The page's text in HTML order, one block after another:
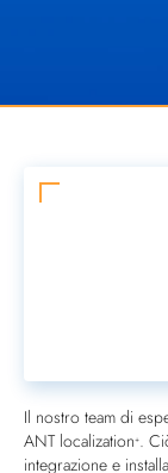
Il nostro team di
ANT localization+.
integrazione e